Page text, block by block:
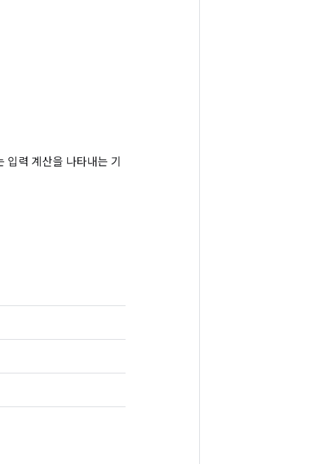
력 계산을 나타내는 기